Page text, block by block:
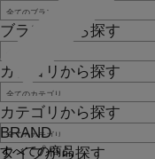
BRAND
すべての商品
ブランドから探す
カテゴリから探す
カテゴリから探す
タイプから探す